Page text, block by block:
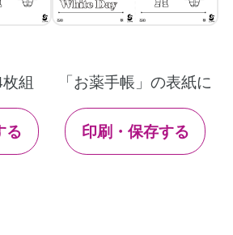
組
る
「お薬手帳」の表紙に
印刷・保存する